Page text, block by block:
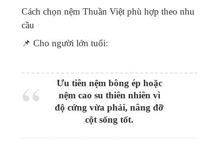
Cách chọn nệm Thuần Việt phù hợp theo nhu
cầu
📌 Cho người lớn tuổi:
Ưu tiên nệm bông ép hoặc
nệm cao su thiên nhiên vì
độ cứng vừa phải, nâng đỡ
cột sống tốt.